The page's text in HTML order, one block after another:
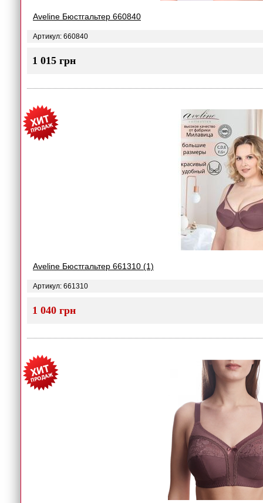
Aveline Бюстгальтер 660840
Артикул: 660840
1 015 грн
Aveline Бюстгальтер 661310 (1)
Артикул: 661310
1 040 грн